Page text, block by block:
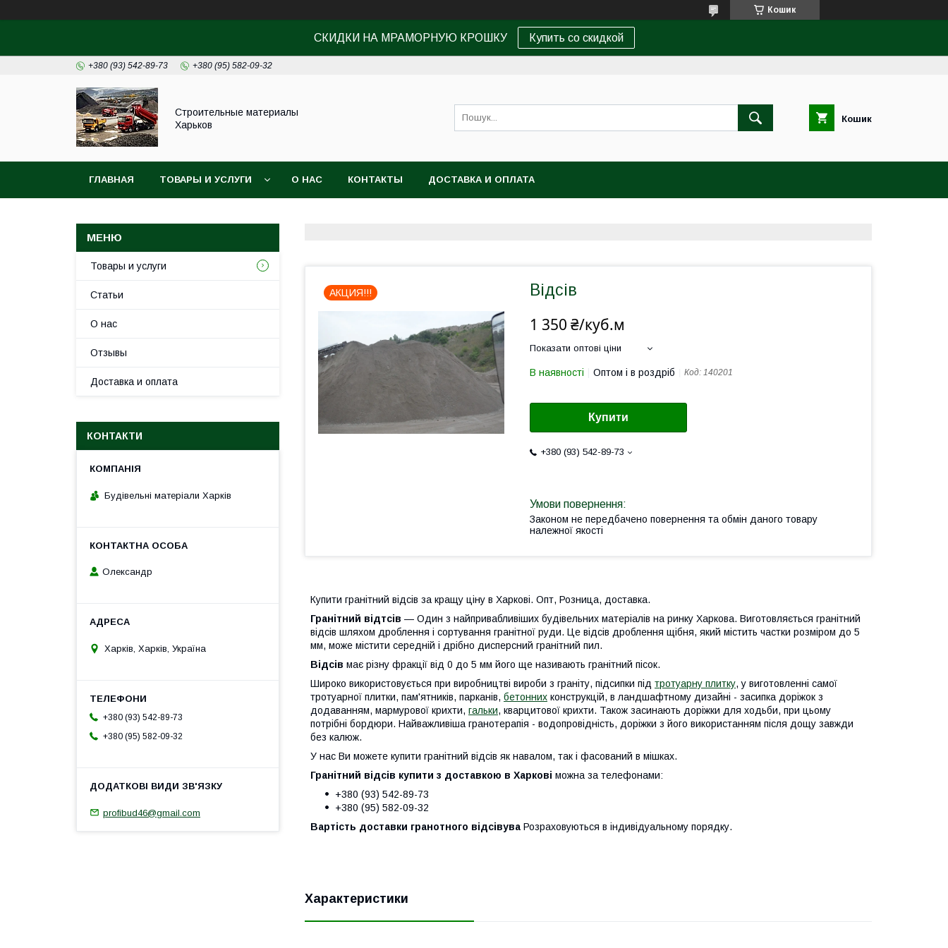
Кошик
СКИДКИ НА МРАМОРНУЮ КРОШКУ Купить со скидкой
+380 (93) 542-89-73 +380 (95) 582-09-32
Строительные материалы
Харьков
Кошик
ГЛАВНАЯ ТОВАРЫ И УСЛУГИ О НАС КОНТАКТЫ ДОСТАВКА И ОПЛАТА
АКЦИЯ!!! Відсів
1 350 ₴/куб.м
Показати оптові ціни
В наявності Оптом і в роздріб Код: 140201
Купити
+380 (93) 542-89-73
Законом не передбачено повернення та обмін даного товару
належної якості
Купити гранітний відсів за кращу ціну в Харкові. Опт, Розница, доставка.
Гранітний відтсів — Один з найпривабливіших будівельних матеріалів на ринку Харкова. Виготовляється гранітний
відсів шляхом дроблення і сортування гранітної руди. Це відсів дроблення щібня, який містить частки розміром до 5
мм, може містити середній і дрібно дисперсний гранітний пил.
Відсів має різну фракції від 0 до 5 мм його ще називають гранітний пісок.
Широко використовується при виробництві вироби з граніту, підсипки під тротуарну плитку, у виготовленні самої
тротуарної плитки, пам'ятників, парканів, бетонних конструкцій, в ландшафтному дизайні - засипка доріжок з
додаванням, мармурової крихти, гальки, кварцитової крихти. Також засинають доріжки для ходьби, при цьому
потрібні бордюри. Найважливіша гранотерапія - водопровідність, доріжки з його використанням після дощу завжди
без калюж.
У нас Ви можете купити гранітний відсів як навалом, так і фасований в мішках.
Гранітний відсів купити з доставкою в Харкові можна за телефонами:
+380 (93) 542-89-73
+380 (95) 582-09-32
Вартість доставки гранотного відсівува Розраховуються в індивідуальному порядку.
Характеристики
Товары и услуги
Статьи
О нас
Отзывы
Доставка и оплата
КОНТАКТИ
Будівельні матеріали Харків
Олександр
Харків, Харків, Україна
+380 (93) 542-89-73
+380 (95) 582-09-32
profibud46@gmail.com